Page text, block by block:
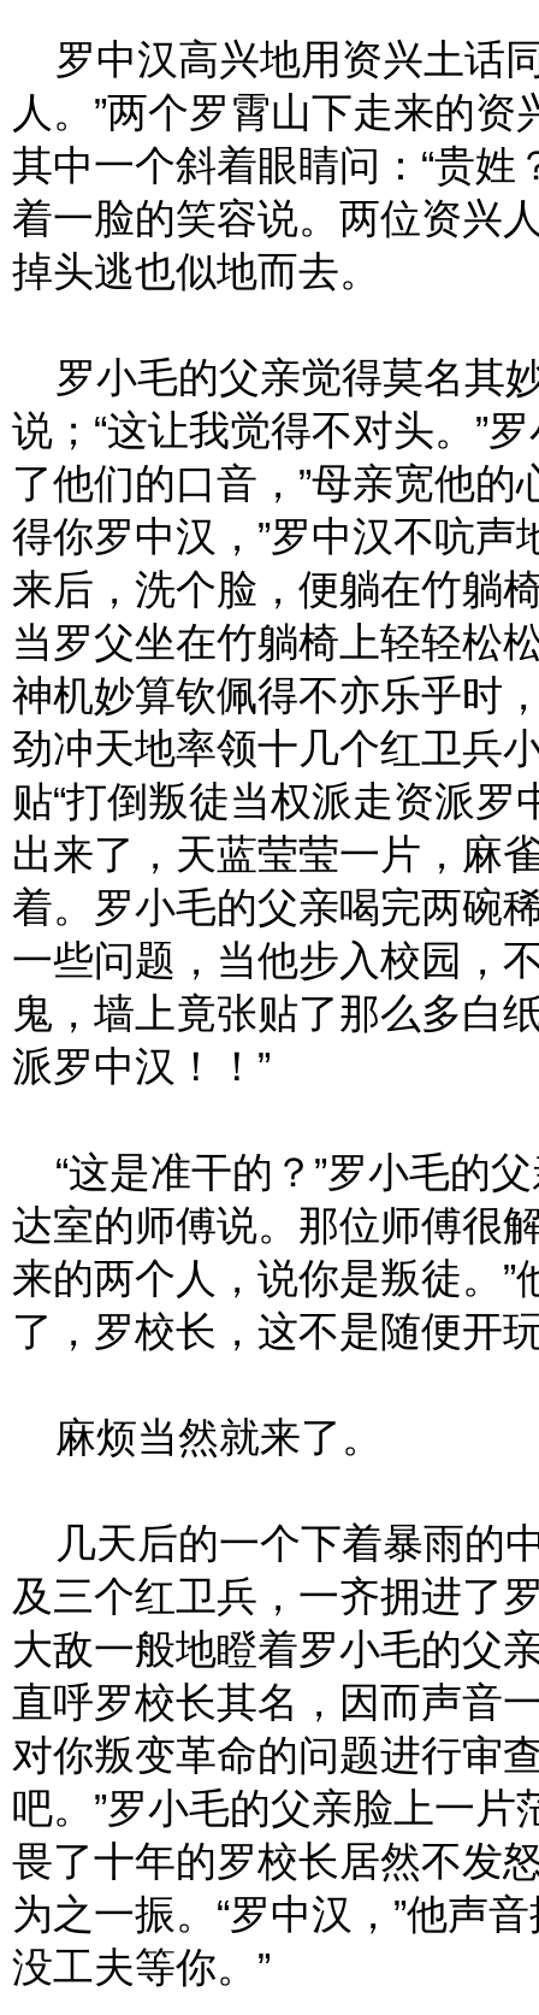
罗中汉高兴地用资兴土话
人。”两个罗霄山下走来的
其中一个斜着眼睛问：“贵姓
着一脸的笑容说。两位资兴
掉头逃也似地而去。
罗小毛的父亲觉得莫名其
说；“这让我觉得不对头。”
了他们的口音，”母亲宽他
得你罗中汉，”罗中汉不吭
来后，洗个脸，便躺在竹躺
当罗父坐在竹躺椅上轻轻松
神机妙算钦佩得不亦乐乎时
劲冲天地率领十几个红卫兵
贴“打倒叛徒当权派走资派
出来了，天蓝莹莹一片，麻
着。罗小毛的父亲喝完两碗
一些问题，当他步入校园，
鬼，墙上竟张贴了那么多白
派罗中汉！！”
“这是准干的？”罗小毛的
达室的师傅说。那位师傅很
来的两个人，说你是叛徒。”
了，罗校长，这不是随便开
麻烦当然就来了。
几天后的一个下着暴雨的
及三个红卫兵，一齐拥进了
大敌一般地瞪着罗小毛的父
直呼罗校长其名，因而声音
对你叛变革命的问题进行审
吧。”罗小毛的父亲脸上一片
畏了十年的罗校长居然不发
为之一振。“罗中汉，”他声
没工夫等你。”